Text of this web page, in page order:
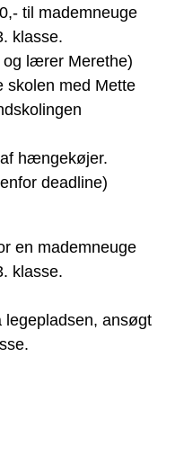
til mademneuge
klasse.
og lærer Merethe)
skolen med Mette
hængekøjer.
deadline)
en mademneuge
klasse.
legepladsen, ansøgt